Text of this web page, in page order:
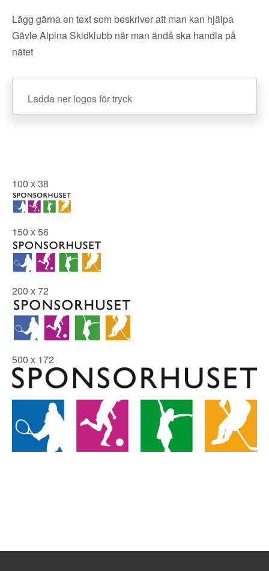
Lägg gärna en text som beskriver att man kan hjälpa
Gävle Alpina Skidklubb när man ändå ska handla på
nätet
Ladda ner logos för tryck
100 x 38
150 x 56
200 x 72
500 x 172